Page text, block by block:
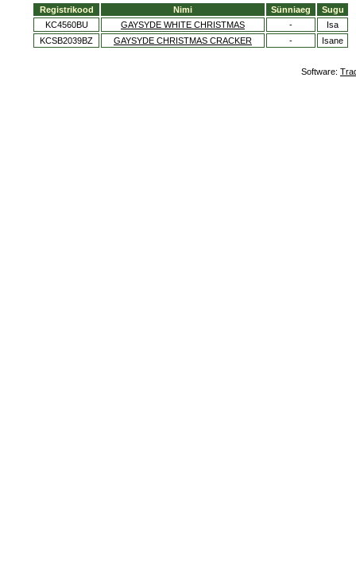
Registrikood
Nimi Sünniaeg
Sugu
KC4560BU
GAYSYDE WHITE CHRISTMAS -
Isa
KCSB2039BZ
GAYSYDE CHRISTMAS CRACKER - Isane
Software: